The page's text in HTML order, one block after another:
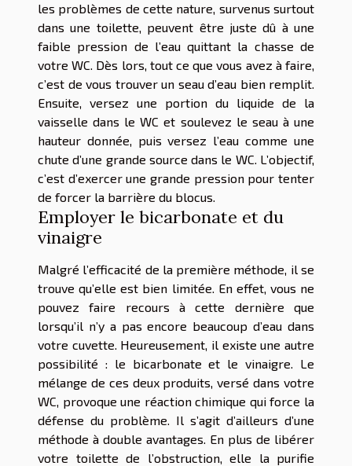
les problèmes de cette nature, survenus surtout
dans une toilette, peuvent être juste dû à une
faible pression de l’eau quittant la chasse de
votre WC. Dès lors, tout ce que vous avez à faire,
c’est de vous trouver un seau d’eau bien remplit.
Ensuite, versez une portion du liquide de la
vaisselle dans le WC et soulevez le seau à une
hauteur donnée, puis versez l’eau comme une
chute d’une grande source dans le WC. L’objectif,
c’est d’exercer une grande pression pour tenter
de forcer la barrière du blocus.
Employer le bicarbonate et du
vinaigre
Malgré l’efficacité de la première méthode, il se
trouve qu’elle est bien limitée. En effet, vous ne
pouvez faire recours à cette dernière que
lorsqu’il n’y a pas encore beaucoup d’eau dans
votre cuvette. Heureusement, il existe une autre
possibilité : le bicarbonate et le vinaigre. Le
mélange de ces deux produits, versé dans votre
WC, provoque une réaction chimique qui force la
défense du problème. Il s’agit d’ailleurs d’une
méthode à double avantages. En plus de libérer
votre toilette de l’obstruction, elle la purifie